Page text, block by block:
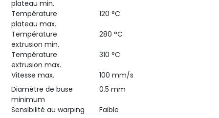
plateau min.
Température
plateau max.
120 °C
Température
extrusion min.
280 °C
Température
extrusion max.
310 °C
Vitesse max.
100 mm/s
Diamètre de buse
minimum
0.5 mm
Sensibilité au warping
Faible